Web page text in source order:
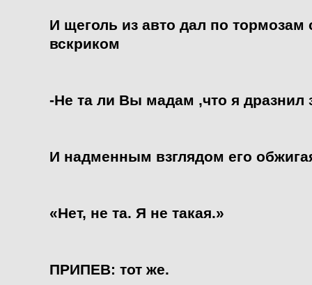
И щеголь из авто дал по
вскриком
-Не та ли Вы мадам ,что я дразнил
И надменным взглядом его
«Нет, не та. Я не такая.»
ПРИПЕВ: тот же.